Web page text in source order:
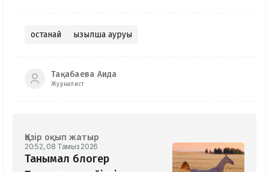
Қостанай Қызылша ауруы
Тақабаева Аида
Журналист
Қазір оқып жатыр
20:52, 08 Тамыз 2026
Танымал блогер